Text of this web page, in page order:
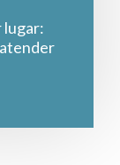
lugar: